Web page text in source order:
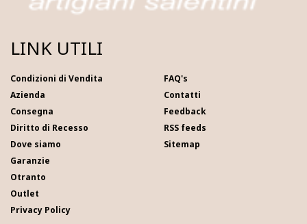
LINK UTILI
Condizioni di Vendita
Azienda
Consegna
Diritto di Recesso
Dove siamo
Garanzie
Otranto
Outlet
Privacy Policy
FAQ's
Contatti
Feedback
RSS feeds
Sitemap